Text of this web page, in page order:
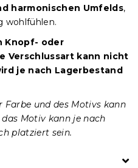
harmonischen Umfelds,
wohlfühlen.
Knopf- oder
Verschlussart kann nicht
je nach Lagerbestand
Farbe und des Motivs kann
Motiv kann je nach
platziert sein.